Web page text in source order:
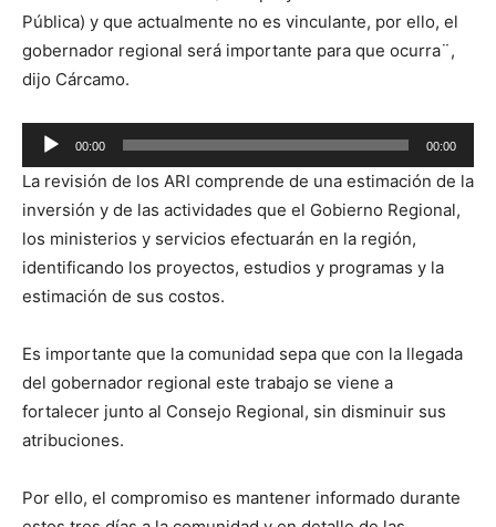
Pública) y que actualmente no es vinculante, por ello, el
gobernador regional será importante para que ocurra¨,
dijo Cárcamo.
Reproductor
de
audio
00:00 00:00
La revisión de los ARI comprende de una estimación de la
inversión y de las actividades que el Gobierno Regional,
los ministerios y servicios efectuarán en la región,
identificando los proyectos, estudios y programas y la
estimación de sus costos.
Es importante que la comunidad sepa que con la llegada
del gobernador regional este trabajo se viene a
fortalecer junto al Consejo Regional, sin disminuir sus
atribuciones.
Por ello, el compromiso es mantener informado durante